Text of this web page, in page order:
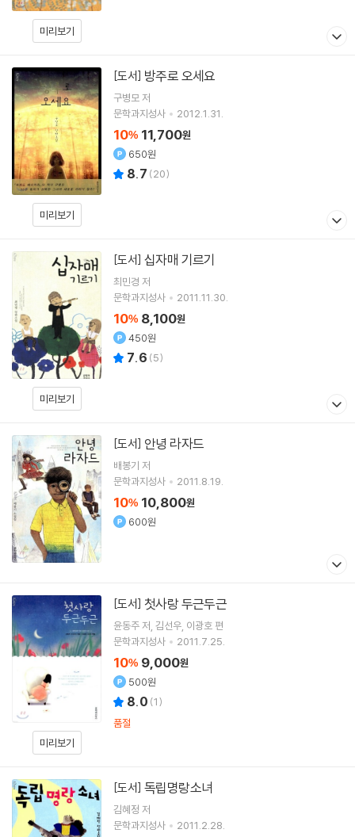
미리보기
미리보기
[도서] 방주로 오세요
구병모 저
문학과지성사
2012.1.31.
10% 11,700원
650원
8.7 (20)
미리보기
[도서] 십자매 기르기
최민경 저
문학과지성사
2011.11.30.
10% 8,100원
450원
7.6 (5)
[도서] 안녕 라자드
배봉기 저
문학과지성사
2011.8.19.
10% 10,800원
600원
미리보기
[도서] 첫사랑 두근두근
윤동주저 김선우 이광호 편
문학과지성사
2011.7.25.
10% 9,000원
500원
8.0 (1)
품절
[도서] 독립명랑소녀
김혜정 저
문학과지성사
2011.2.28.